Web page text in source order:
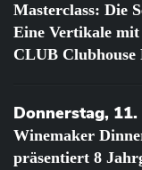
Masterclass: Die
Eine Vertikale
CLUB Clubhouse
Donnerstag,
Winemaker
präsentiert 8